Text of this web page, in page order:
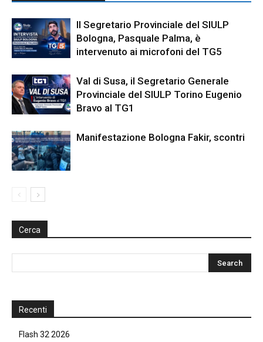
Il Segretario Provinciale del SIULP
Bologna, Pasquale Palma, è
intervenuto ai microfoni del TG5
Val di Susa, il Segretario Generale
Provinciale del SIULP Torino Eugenio
Bravo al TG1
Manifestazione Bologna Fakir, scontri
Cerca
Recenti
Flash 32 2026